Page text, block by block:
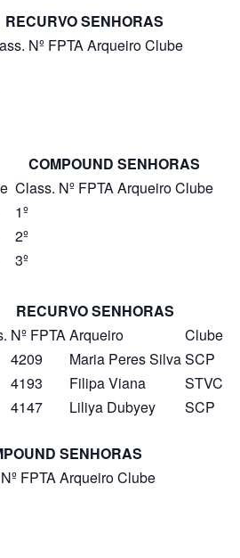
RECURVO SENHORAS
Nº FPTAArqueiroClube
COMPOUND SENHORAS
Class. Nº FPTAArqueiroClube
1º
2º
3º
RECURVO SENHORAS
Nº FPTAArqueiro
Clube
4209 Maria Peres SilvaSCP
4193 Filipa Viana
STVC
4147 Liliya Dubyey SCP
SENHORAS
Nº FPTAArqueiroClube